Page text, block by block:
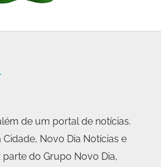
de um portal de notícias.
Novo Dia Notícias e
parte do Grupo Novo Dia,